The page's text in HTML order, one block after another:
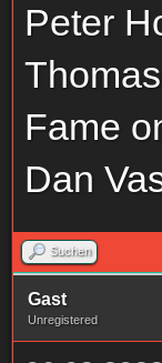
Peter
Fame
Dan
Suchen
Gast
Unregistered